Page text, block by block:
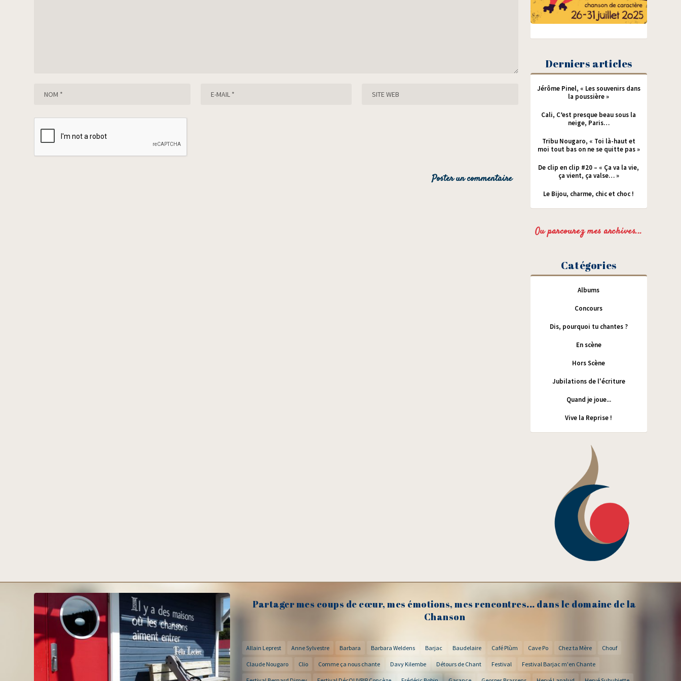
Derniers articles
Jérôme Pinel, « Les souvenirs dans
la poussière »
Cali, C’est presque beau sous la
neige, Paris…
Tribu Nougaro, « Toi là-haut et
moi tout bas on ne se quitte pas »
De clip en clip #20 – « Ça va la vie,
ça vient, ça valse… »
Le Bijou, charme, chic et choc !
Ou parcourez mes archives...
Catégories
Albums
Concours
Dis, pourquoi tu chantes ?
En scène
Hors Scène
Jubilations de l'écriture
Quand je joue...
Vive la Reprise !
Partager mes coups de cœur, mes émotions, mes rencontres... dans le domaine de la
Chanson
Allain Leprest Anne Sylvestre Barbara Barbara Weldens Barjac Baudelaire Café Plùm Cave Po Chez ta Mère Chouf
Claude Nougaro Clio Comme ça nous chante Davy Kilembe Détours de Chant Festival Festival Barjac m'en Chante